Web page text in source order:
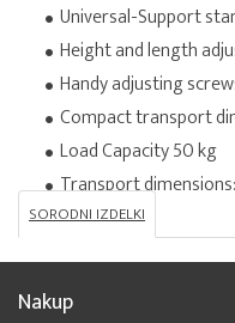
Universal-Support
Height and length
Handy adjusting
Compact transport
Load Capacity 50 kg
Transport
SORODNI IZDELKI
Nakup